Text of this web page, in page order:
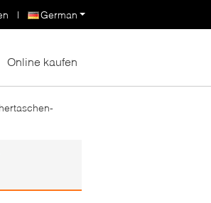
German
|
Online kaufen